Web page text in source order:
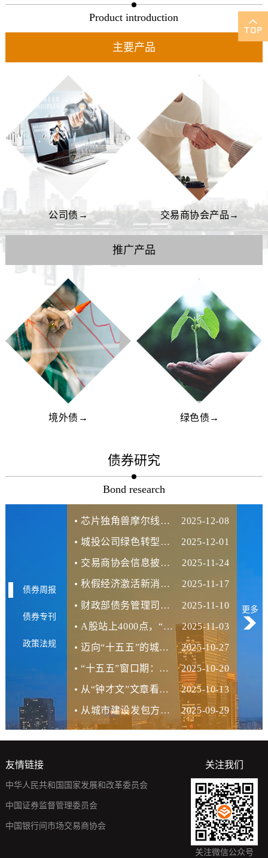
做商不仅是为企业提供协
助申报等程序化服务，而
诊断、事先监管沟通、梳
选、引荐主承机构、推荐
合适债券品种、论证有效
交易结构等附加服务。
Product introduction
主要产品
公司债→ 交易商协会产品→
推广产品
境外债→ 绿色债→
债券研究
Bond research
债券周报
债券专刊
政策法规
芯片独角兽摩尔线程开盘3000亿市值，城投并购转型的“黄金十年”已来？ 2025-12-08
城投公司绿色转型：双碳目标下，环保产业如何成为新增长极？ 2025-12-01
交易商协会信息披露：城投转型产业公司的破局与新生 2025-11-24
秋假经济激活新消费，动物庄园模式如何引爆千亿级“秋假经济”？ 2025-11-17
财政部债务管理司亮相，城投转型迎来分水岭时刻！三大红利重构十万亿资金流向 2025-11-10
A股站上4000点，“三化”战略下的城投转型盛宴 2025-11-03
迈向“十五五”的城投新范式：四中全会后的黄金五年与资本新逻辑 2025-10-27
“十五五”窗口期：城投平台蝶变产业引擎的“五维价值重构” 2025-10-20
从“钟才文”文章看城投转型的启示：十五五规划前的资产重构与机遇 2025-10-13
从城市建设发包方到生态运营商：城投转型的未来图景 2025-09-29
更多
关注我们
关注微信公众号
友情链接
中华人民共和国国家发展和改革委员会
中国证券监督管理委员会
中国银行间市场交易商协会